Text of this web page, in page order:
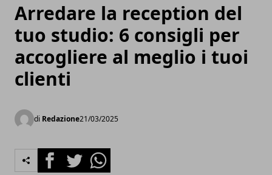
Arredare la reception del
tuo studio: 6 consigli per
accogliere al meglio i tuoi
clienti
di Redazione21/03/2025
FacebookTwitterWhatsapp